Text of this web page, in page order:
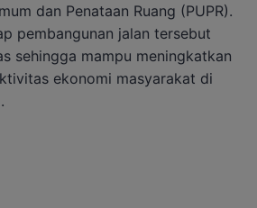
dan Penataan Ruang (PUPR).
pembangunan jalan tersebut
sehingga mampu meningkatkan
ekonomi masyarakat di